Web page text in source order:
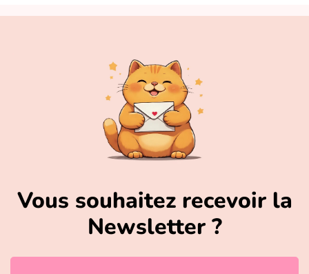
Vous souhaitez recevoir la
Newsletter ?